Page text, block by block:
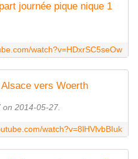
journée pique nique 1
watch?v=HDxrSC5seOw
vers Woerth
2014-05-27.
watch?v=8lHVlvbBIuk